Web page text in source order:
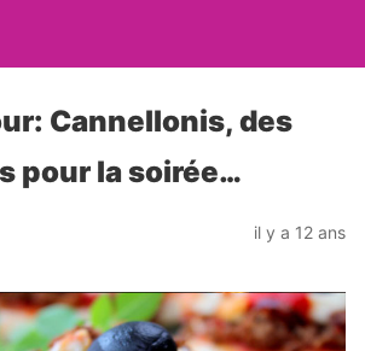
Cannellonis, des
pour la soirée…
il y a 12 ans